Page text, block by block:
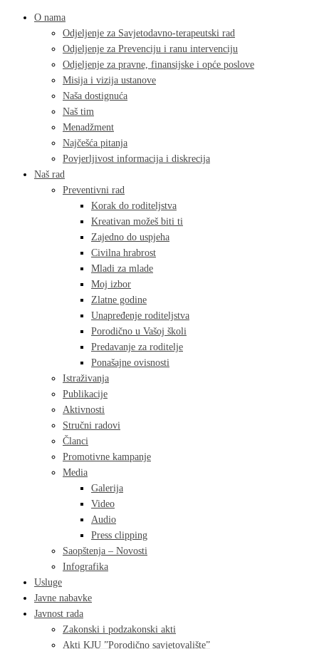
O nama
Odjeljenje za Savjetodavno-terapeutski rad
Odjeljenje za Prevenciju i ranu intervenciju
Odjeljenje za pravne, finansijske i opće poslove
Misija i vizija ustanove
Naša dostignuća
Naš tim
Menadžment
Najčešća pitanja
Povjerljivost informacija i diskrecija
Naš rad
Preventivni rad
Korak do roditeljstva
Kreativan možeš biti ti
Zajedno do uspjeha
Civilna hrabrost
Mladi za mlade
Moj izbor
Zlatne godine
Unapređenje roditeljstva
Porodično u Vašoj školi
Predavanje za roditelje
Ponašajne ovisnosti
Istraživanja
Publikacije
Aktivnosti
Stručni radovi
Članci
Promotivne kampanje
Media
Galerija
Video
Audio
Press clipping
Saopštenja – Novosti
Infografika
Usluge
Javne nabavke
Javnost rada
Zakonski i podzakonski akti
Akti KJU ”Porodično savjetovalište”